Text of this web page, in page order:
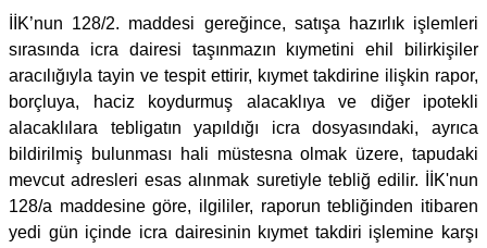
İİK’nun 128/2. maddesi gereğince, satışa hazırlık işlemleri
sırasında icra dairesi taşınmazın kıymetini ehil bilirkişiler
aracılığıyla tayin ve tespit ettirir, kıymet takdirine ilişkin rapor,
borçluya, haciz koydurmuş alacaklıya ve diğer ipotekli
alacaklılara tebligatın yapıldığı icra dosyasındaki, ayrıca
bildirilmiş bulunması hali müstesna olmak üzere, tapudaki
mevcut adresleri esas alınmak suretiyle tebliğ edilir. İİK'nun
128/a maddesine göre, ilgililer, raporun tebliğinden itibaren
yedi gün içinde icra dairesinin kıymet takdiri işlemine karşı